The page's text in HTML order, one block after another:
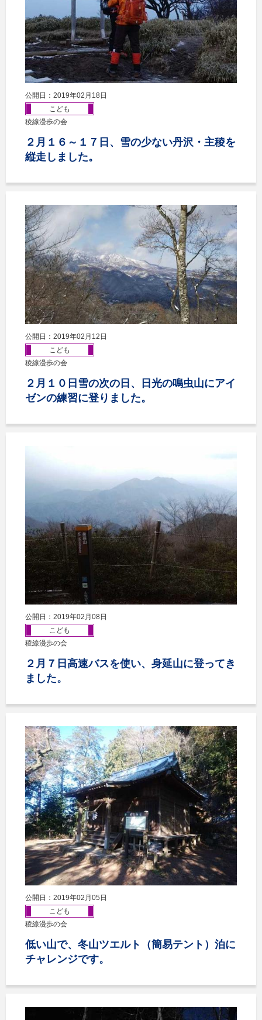
公開日：2019年02月18日
こども
稜線漫歩の会
２月１６～１７日、雪の少ない丹沢・主稜を
縦走しました。
公開日：2019年02月12日
こども
稜線漫歩の会
２月１０日雪の次の日、日光の鳴虫山にアイ
ゼンの練習に登りました。
公開日：2019年02月08日
こども
稜線漫歩の会
２月７日高速バスを使い、身延山に登ってき
ました。
公開日：2019年02月05日
こども
稜線漫歩の会
低い山で、冬山ツエルト（簡易テント）泊に
チャレンジです。